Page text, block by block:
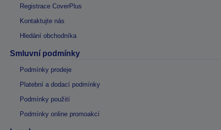
Registrace CoverPlus
Kontaktujte nás
Hledání obchodníka
Smluvní podmínky
Podmínky prodeje
Platební a dodací podmínky
Podmínky použití
Podmínky online promoakcí